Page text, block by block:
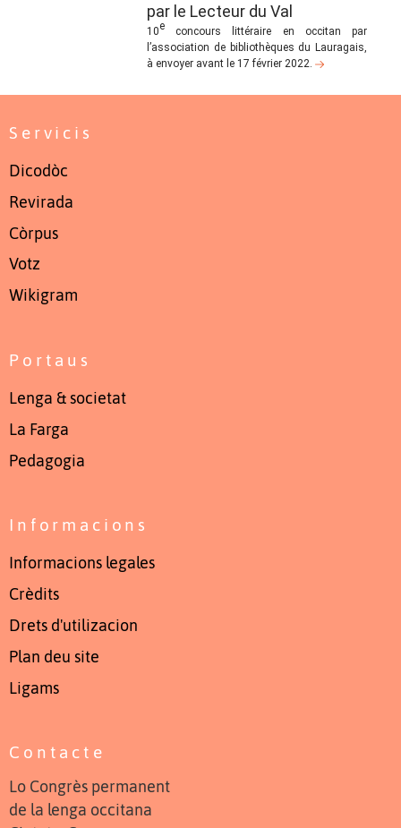
par le Lecteur du Val
10e concours littéraire en occitan par
l’association de bibliothèques du Lauragais,
à envoyer avant le 17 février 2022.
Servicis
Dicodòc
Revirada
Còrpus
Votz
Wikigram
Portaus
Lenga & societat
La Farga
Pedagogia
Informacions
Informacions legales
Crèdits
Drets d'utilizacion
Plan deu site
Ligams
Contacte
Lo Congrès permanent
de la lenga occitana